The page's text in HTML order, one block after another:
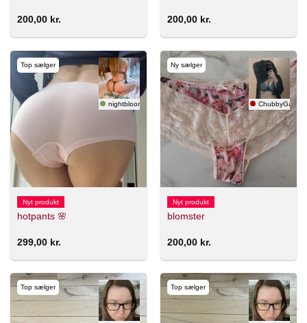
200,00 kr. 200,00 kr.
Top sælger
nightbloom 🇸🇪
Nyt produkt
hotpants 🌸
299,00 kr.
Ny sælger
ChubbyGamer
Nyt produkt
blomster
200,00 kr.
Top sælger Top sælger